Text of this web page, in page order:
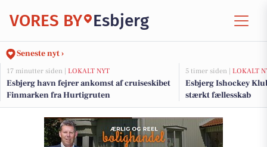
VORES BY Esbjerg
Seneste nyt ›
17 minutter siden | LOKALT NYT
Esbjerg havn fejrer ankomst af cruiseskibet
Finmarken fra Hurtigruten
5 timer siden | LOKALT
Esbjerg Ishockey
stærkt fællesskab